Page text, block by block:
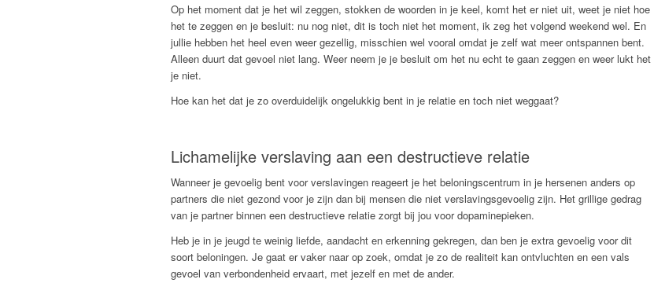
Op het moment dat je het wil zeggen, stokken de woorden in je keel, komt het er niet uit, weet je niet hoe
het te zeggen en je besluit: nu nog niet, dit is toch niet het moment, ik zeg het volgend weekend wel. En
jullie hebben het heel even weer gezellig, misschien wel vooral omdat je zelf wat meer ontspannen bent.
Alleen duurt dat gevoel niet lang. Weer neem je je besluit om het nu echt te gaan zeggen en weer lukt het
je niet.
Hoe kan het dat je zo overduidelijk ongelukkig bent in je relatie en toch niet weggaat?
Lichamelijke verslaving aan een destructieve relatie
Wanneer je gevoelig bent voor verslavingen reageert je het beloningscentrum in je hersenen anders op
partners die niet gezond voor je zijn dan bij mensen die niet verslavingsgevoelig zijn. Het grillige gedrag
van je partner binnen een destructieve relatie zorgt bij jou voor dopaminepieken.
Heb je in je jeugd te weinig liefde, aandacht en erkenning gekregen, dan ben je extra gevoelig voor dit
soort beloningen. Je gaat er vaker naar op zoek, omdat je zo de realiteit kan ontvluchten en een vals
gevoel van verbondenheid ervaart, met jezelf en met de ander.